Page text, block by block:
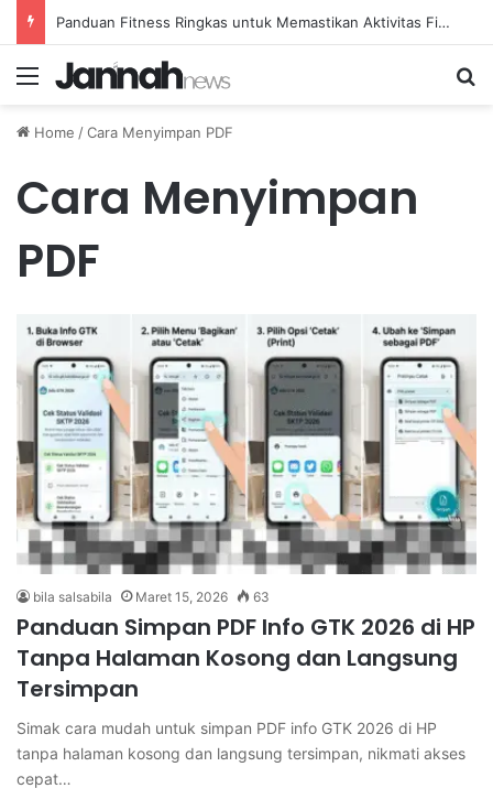
Panduan Fitness Ringkas untuk Memastikan Aktivitas Fisik Anda Tetap Konsisten
Menu
Home /Cara Menyimpan PDF
Cara Menyimpan
PDF
bila salsabila Maret 15, 2026 63
Panduan Simpan PDF Info GTK 2026 di HP
Tanpa Halaman Kosong dan Langsung
Tersimpan
Simak cara mudah untuk simpan PDF info GTK 2026 di HP
tanpa halaman kosong dan langsung tersimpan, nikmati akses
cepat…